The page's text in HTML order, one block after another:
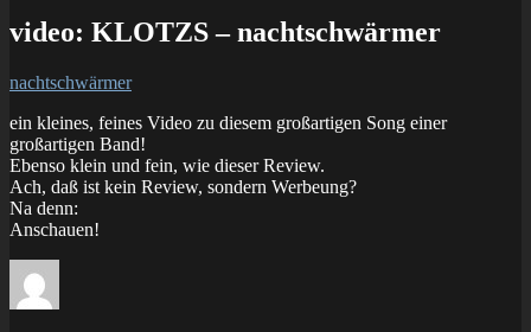
video: KLOTZS – nachtschwärmer
nachtschwärmer
ein kleines, feines Video zu diesem großartigen Song einer
großartigen Band!
Ebenso klein und fein, wie dieser Review.
Ach, daß ist kein Review, sondern Werbeung?
Na denn:
Anschauen!